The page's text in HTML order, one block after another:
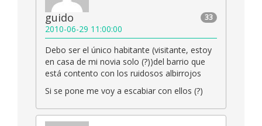
33
guido
2010-06-29 11:00:00
Debo ser el único habitante (visitante, estoy
en casa de mi novia solo (?))del barrio que
está contento con los ruidosos albirrojos
Si se pone me voy a escabiar con ellos (?)